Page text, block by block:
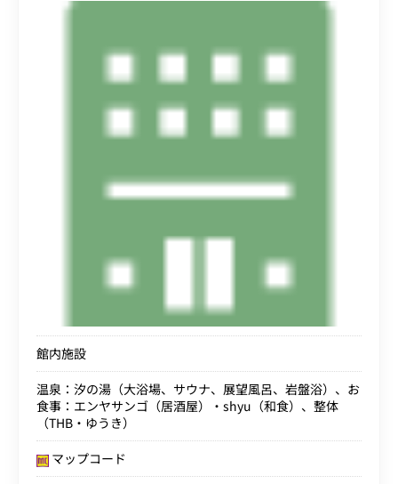
館内施設
温泉：汐の湯（大浴場、サウナ、展望風呂、岩盤浴）、お
食事：エンヤサンゴ（居酒屋）・shyu（和食）、整体
（THB・ゆうき）
マップコード